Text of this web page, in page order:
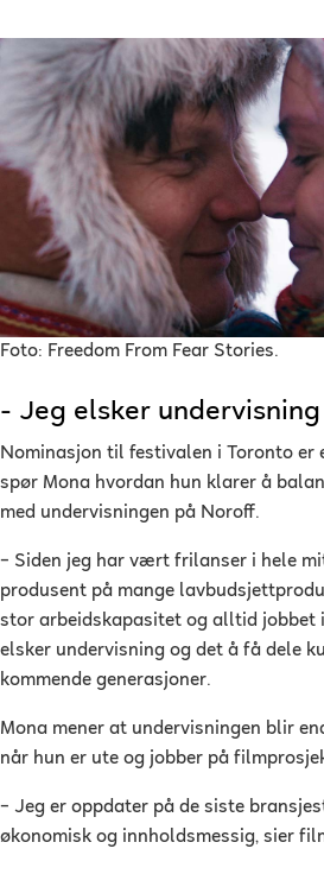
Foto: Freedom From Fear Stories.
- Jeg elsker undervisning
Nominasjon til festivalen i Toronto er
spør Mona hvordan hun klarer å
med undervisningen på Noroff.
– Siden jeg har vært frilanser i hele
produsent på mange
stor arbeidskapasitet og alltid jobbet
elsker undervisning og det å få dele
kommende generasjoner.
Mona mener at undervisningen blir
når hun er ute og jobber på
– Jeg er oppdater på de siste
økonomisk og innholdsmessig, sier